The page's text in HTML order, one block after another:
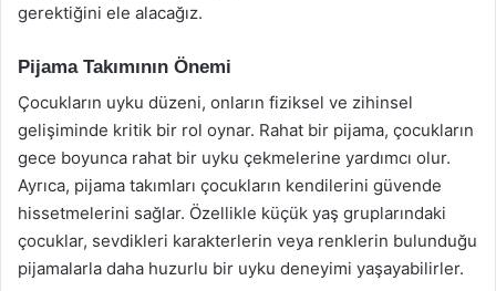
gerektiğini ele alacağız.
Pijama Takımının Önemi
Çocukların uyku düzeni, onların fiziksel ve zihinsel
gelişiminde kritik bir rol oynar. Rahat bir pijama, çocukların
gece boyunca rahat bir uyku çekmelerine yardımcı olur.
Ayrıca, pijama takımları çocukların kendilerini güvende
hissetmelerini sağlar. Özellikle küçük yaş gruplarındaki
çocuklar, sevdikleri karakterlerin veya renklerin bulunduğu
pijamalarla daha huzurlu bir uyku deneyimi yaşayabilirler.